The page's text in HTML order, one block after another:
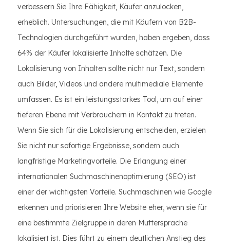
verbessern Sie Ihre Fähigkeit, Käufer anzulocken,
erheblich. Untersuchungen, die mit Käufern von B2B-
Technologien durchgeführt wurden, haben ergeben, dass
64% der Käufer lokalisierte Inhalte schätzen. Die
Lokalisierung von Inhalten sollte nicht nur Text, sondern
auch Bilder, Videos und andere multimediale Elemente
umfassen. Es ist ein leistungsstarkes Tool, um auf einer
tieferen Ebene mit Verbrauchern in Kontakt zu treten.
Wenn Sie sich für die Lokalisierung entscheiden, erzielen
Sie nicht nur sofortige Ergebnisse, sondern auch
langfristige Marketingvorteile. Die Erlangung einer
internationalen Suchmaschinenoptimierung (SEO) ist
einer der wichtigsten Vorteile. Suchmaschinen wie Google
erkennen und priorisieren Ihre Website eher, wenn sie für
eine bestimmte Zielgruppe in deren Muttersprache
lokalisiert ist. Dies führt zu einem deutlichen Anstieg des